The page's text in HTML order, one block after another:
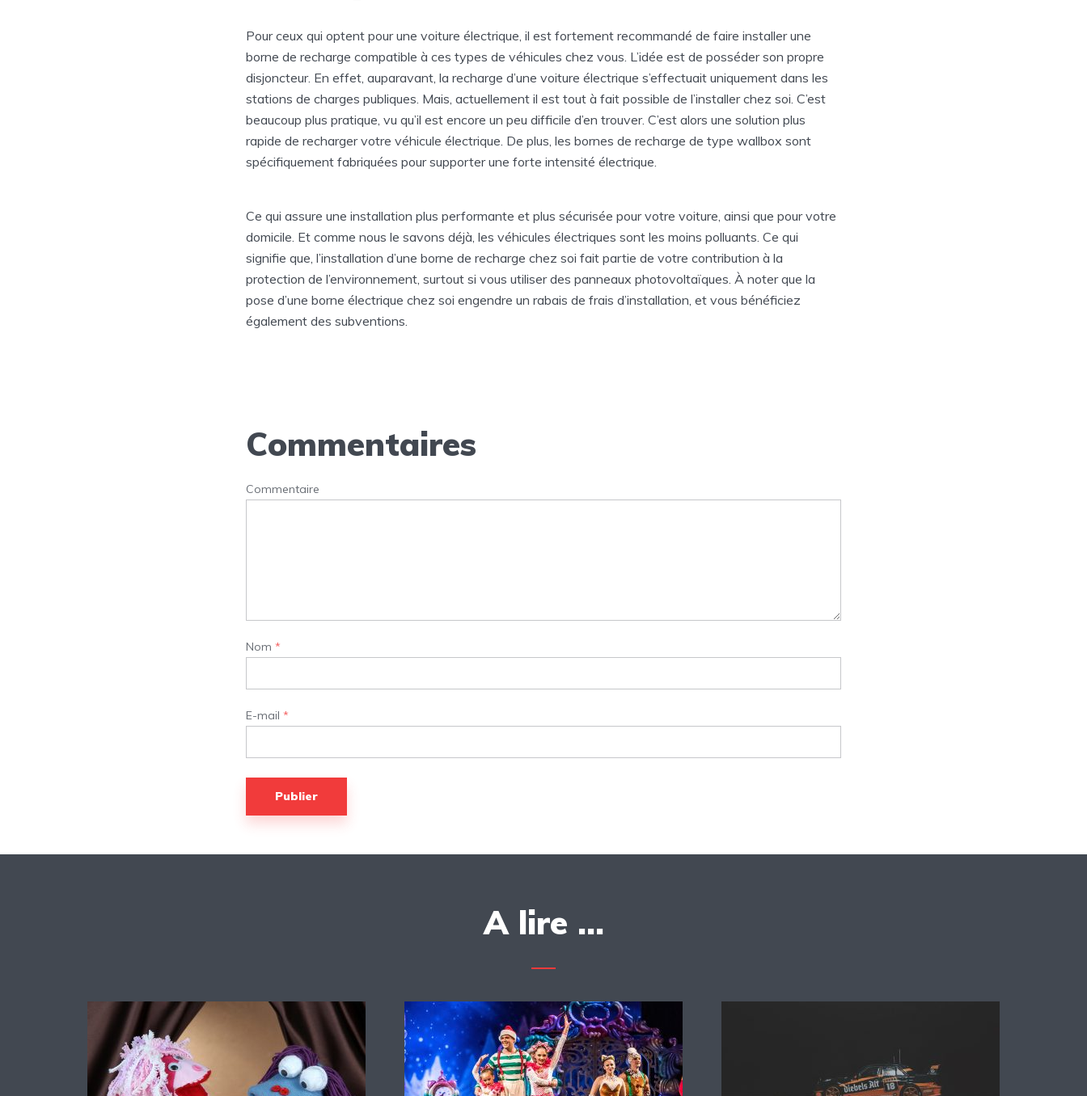
Pour ceux qui optent pour une voiture électrique, il est fortement recommandé de faire installer une
borne de recharge compatible à ces types de véhicules chez vous. L’idée est de posséder son propre
disjoncteur. En effet, auparavant, la recharge d’une voiture électrique s’effectuait uniquement dans les
stations de charges publiques. Mais, actuellement il est tout à fait possible de l’installer chez soi. C’est
beaucoup plus pratique, vu qu’il est encore un peu difficile d’en trouver. C’est alors une solution plus
rapide de recharger votre véhicule électrique. De plus, les bornes de recharge de type wallbox sont
spécifiquement fabriquées pour supporter une forte intensité électrique.
Ce qui assure une installation plus performante et plus sécurisée pour votre voiture, ainsi que pour votre
domicile. Et comme nous le savons déjà, les véhicules électriques sont les moins polluants. Ce qui
signifie que, l’installation d’une borne de recharge chez soi fait partie de votre contribution à la
protection de l’environnement, surtout si vous utiliser des panneaux photovoltaïques. À noter que la
pose d’une borne électrique chez soi engendre un rabais de frais d’installation, et vous bénéficiez
également des subventions.
Commentaires
Commentaire
Nom *
E-mail *
A lire ...